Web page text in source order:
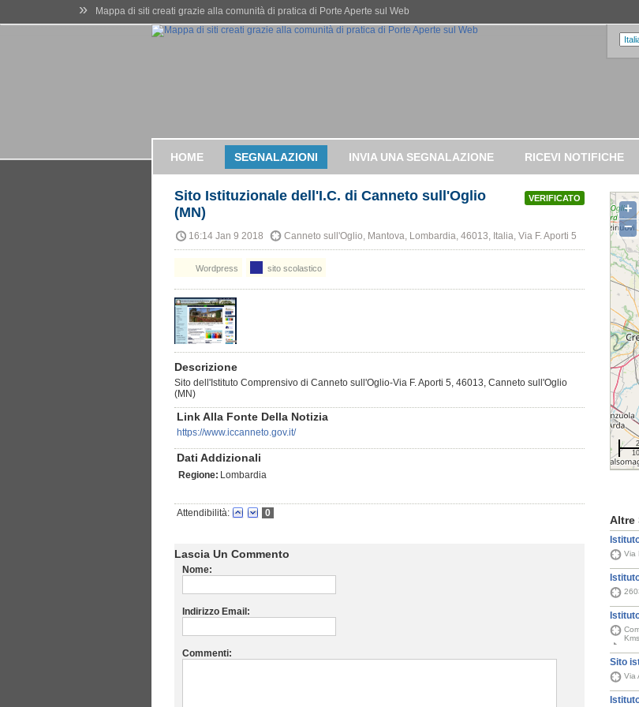
» Mappa di siti creati grazie alla comunità di pratica di Porte Aperte sul Web
HOME SEGNALAZIONI INVIA UNA SEGNALAZIONE RICEVI NOTIFICHE
VERIFICATO
Sito Istituzionale dell'I.C. di Canneto sull'Oglio
(MN)
16:14 Jan 9 2018 Canneto sull'Oglio, Mantova, Lombardia, 46013, Italia, Via F. Aporti 5
Wordpress sito scolastico
Descrizione
Sito dell'Istituto Comprensivo di Canneto sull'Oglio-Via F. Aporti 5, 46013, Canneto sull'Oglio
(MN)
Link Alla Fonte Della Notizia
https://www.iccanneto.gov.it/
Dati Addizionali
Regione: Lombardia
Attendibilità: 0
Lascia Un Commento
Nome:
Indirizzo Email:
Commenti:
+
−
Altre
Via
Kms
Sito
Via